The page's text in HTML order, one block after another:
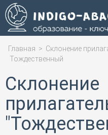
Главная > Склонение
Тождественный
Склонение